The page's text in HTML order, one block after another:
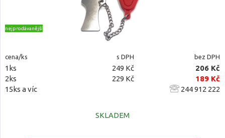
nejprodávanější
cena/ks s DPH bez DPH
1ks 249 Kč
206 Kč
2ks
229 Kč
189 Kč
15ks a víc
244 912 222
SKLADEM